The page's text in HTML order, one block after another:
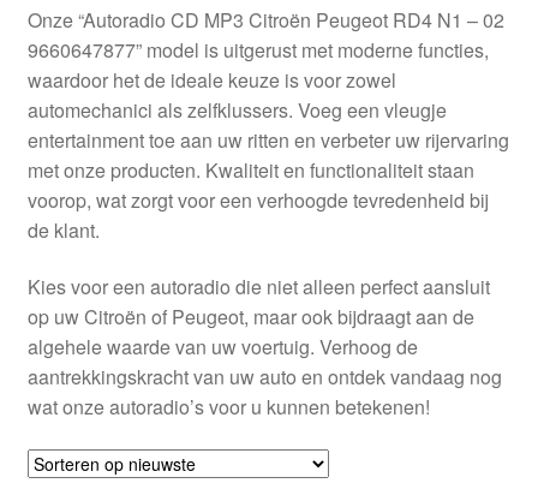
Levering
Mijn account
Over ons
Privacybeleid
Winkelwagen
Onze “Autoradio CD MP3 Citroën Peugeot RD4 N1 – 02
9660647877” model is uitgerust met moderne functies,
waardoor het de ideale keuze is voor zowel
automechanici als zelfklussers. Voeg een vleugje
entertainment toe aan uw ritten en verbeter uw rijervaring
met onze producten. Kwaliteit en functionaliteit staan
voorop, wat zorgt voor een verhoogde tevredenheid bij
de klant.
Kies voor een autoradio die niet alleen perfect aansluit
op uw Citroën of Peugeot, maar ook bijdraagt aan de
algehele waarde van uw voertuig. Verhoog de
aantrekkingskracht van uw auto en ontdek vandaag nog
wat onze autoradio’s voor u kunnen betekenen!